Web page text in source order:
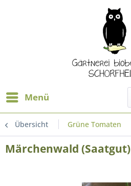
Menü
Übersicht Grüne Tomaten
Märchenwald (Saatgut)